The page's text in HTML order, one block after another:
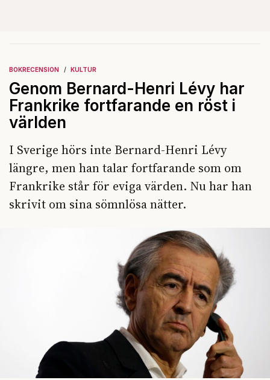
BOKRECENSION KULTUR
Genom Bernard-Henri Lévy har
Frankrike fortfarande en röst i
världen
I Sverige hörs inte Bernard-Henri Lévy
längre, men han talar fortfarande som om
Frankrike står för eviga värden. Nu har han
skrivit om sina sömnlösa nätter.